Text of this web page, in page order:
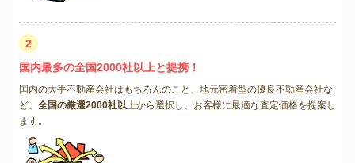
2
国内最多の全国2000社以上と提携！
国内の大手不動産会社はもちろんのこと、地元密着型の優良不動産会社な
ど、 全国の厳選2000社以上から選択し、お客様に最適な査定価格を提案し
ます。